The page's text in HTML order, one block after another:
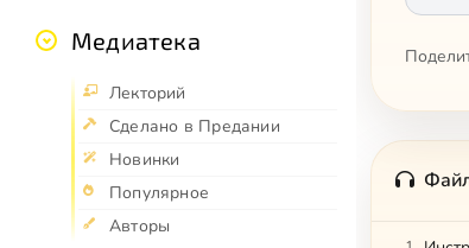
Медиатека
Лекторий
Сделано в Предании
Новинки
Популярное
Авторы